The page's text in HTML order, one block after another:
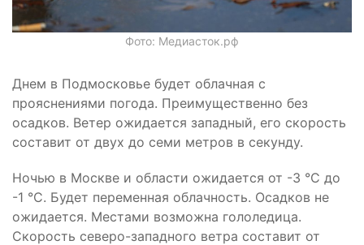
Фото: Медиасток.рф
Днем в Подмосковье будет облачная с
прояснениями погода. Преимущественно без
осадков. Ветер ожидается западный, его скорость
составит от двух до семи метров в секунду.
Ночью в Москве и области ожидается от -3 °C до
-1 °C. Будет переменная облачность. Осадков не
ожидается. Местами возможна гололедица.
Скорость северо-западного ветра составит от